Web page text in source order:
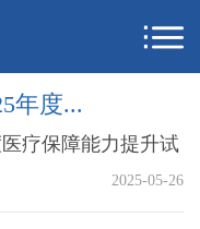
年度...
疗保障能力提升试
2025-05-26